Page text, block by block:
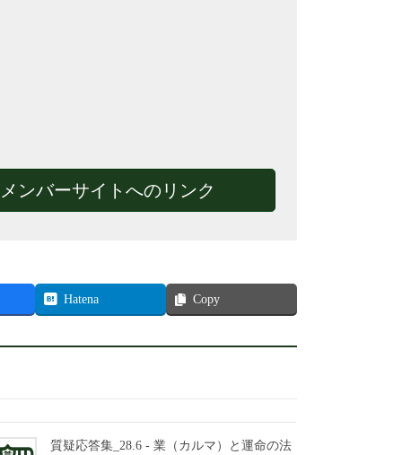
ンバーサイトへのリンク
Hatena Copy
質疑応答集_28.6 - 業（カルマ）と運命の法